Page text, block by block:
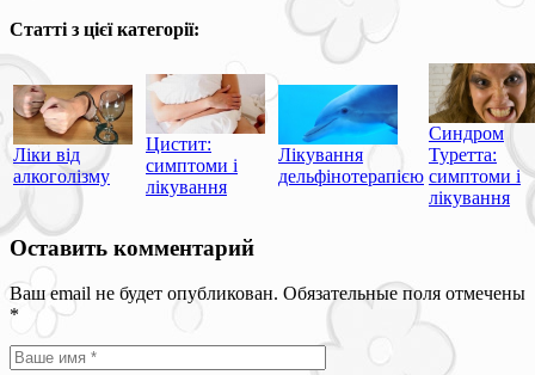
Статті з цієї категорії:
Ліки від
алкоголізму
Цистит:
симптоми і
лікування
Лікування
дельфінотерапією
Синдром
Туретта:
симптоми і
лікування
Оставить комментарий
Ваш email не будет опубликован. Обязательные поля отмечены
*